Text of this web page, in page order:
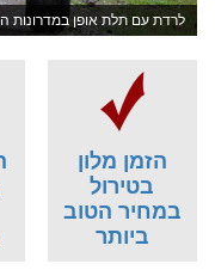
לרדת עם תלת אופן במדרונות
הזמן מלון
בטירול
במחיר הטוב
ביותר